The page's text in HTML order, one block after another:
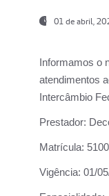
01 de abril,
Informamos o
atendimentos
Intercâmbio
Prestador:
Matrícula:
Vigência: 01/